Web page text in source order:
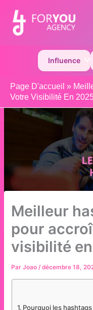
contenu
Influence
Page D'accueil »
Votre Visibilité En
Meilleur
pour
visibilité
ParJoao /décembre 18,
Pourquoi les